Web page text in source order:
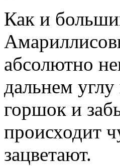
Как и
абсолютно
дальнем
горшок и
происходит
зацветают.